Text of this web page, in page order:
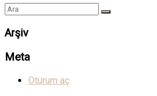
Arşiv
Meta
Oturum aç